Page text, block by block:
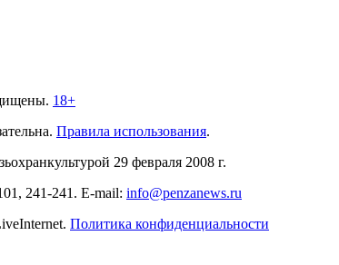
18+
Правила использования.
29 февраля 2008 г.
241-241 . E-mail: info@penzanews.ru
Политика конфиденциальности